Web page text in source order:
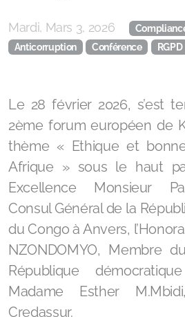
Mardi, Mars 3, 2026
Anticorruption
Conférence RGPD
Le 28 février 2026, s’est
2ème forum européen de
thème « Ethique et
Afrique » sous le haut
Excellence Monsieur
Consul Général de la
du Congo à Anvers,
NZONDOMYO, Membre
République
Madame Esther
Credassur.